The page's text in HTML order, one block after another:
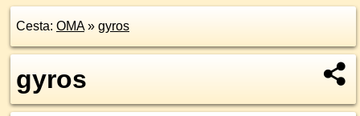
Cesta: OMA» gyros
gyros